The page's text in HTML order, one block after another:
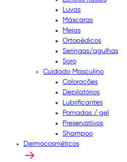
Luvas
Máscaras
Meias
Ortopédicos
Seringas/agulhas
Soro
Cuidado Masculino
Colorações
Depilatórios
Lubrificantes
Pomadas / gel
Preservativos
Shampoo
Dermocosméticos